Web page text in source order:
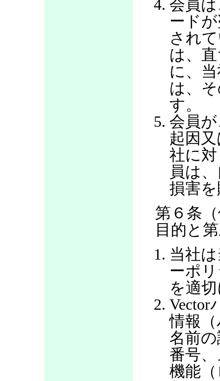
会員
ード
され
は、
に、
は、
す。
会員
起因
社に
員は
損害
第６条
目的と
当社
ーポ
を適
Vector
情報
名前
番号
機能